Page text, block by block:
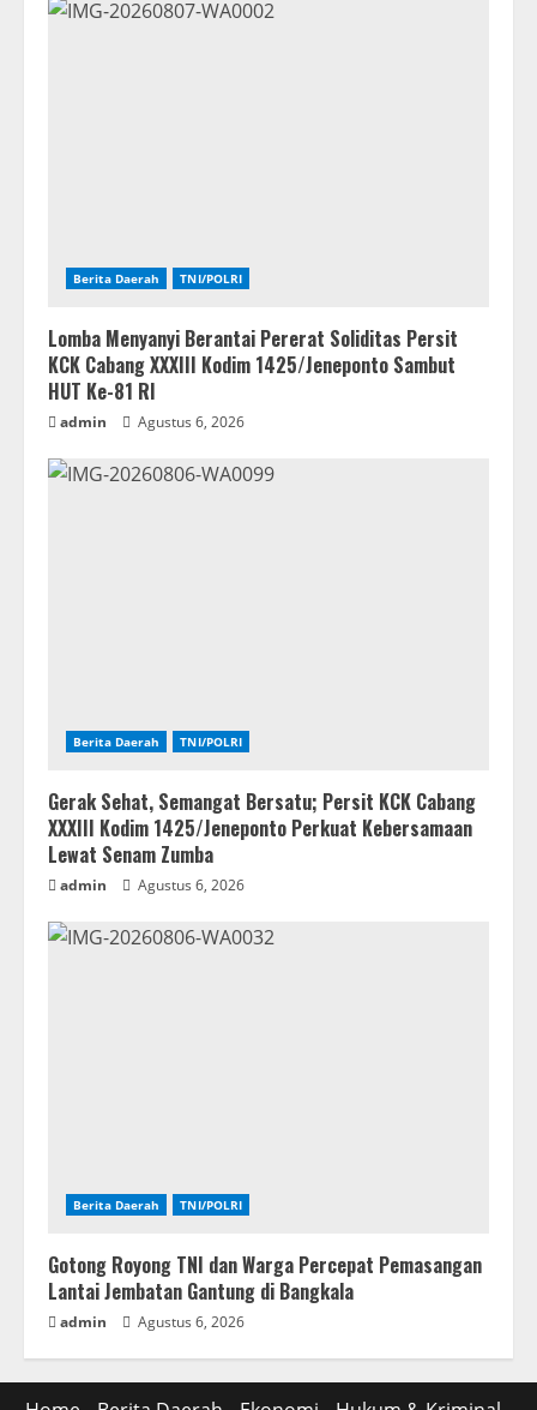
Berita Daerah TNI/POLRI
Lomba Menyanyi Berantai Pererat Soliditas Persit
KCK Cabang XXXIII Kodim 1425/Jeneponto Sambut
HUT Ke-81 RI
admin Agustus 6, 2026
Berita Daerah TNI/POLRI
Gerak Sehat, Semangat Bersatu; Persit KCK Cabang
XXXIII Kodim 1425/Jeneponto Perkuat Kebersamaan
Lewat Senam Zumba
admin Agustus 6, 2026
Berita Daerah TNI/POLRI
Gotong Royong TNI dan Warga Percepat Pemasangan
Lantai Jembatan Gantung di Bangkala
admin Agustus 6, 2026